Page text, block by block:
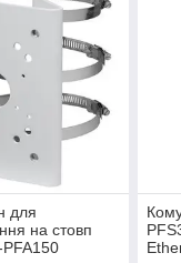
для
на стовп